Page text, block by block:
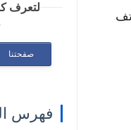
لتعرف
صفحتنا
فهرس